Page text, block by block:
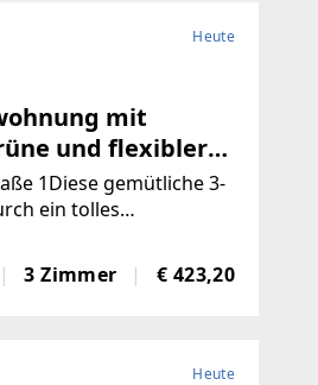
Heute
mit
und flexibler
Sie die Ruhe
1Diese gemütliche 3-
ein tolles
hier ihre ganz
erfüllt werden! Zudem
3 Zimmer € 423,20
Heute